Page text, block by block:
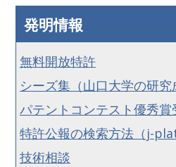
発明情報
無料開放特許
シーズ集（山口大学の研究
パテントコンテスト優秀賞
特許公報の検索方法（j-
技術相談